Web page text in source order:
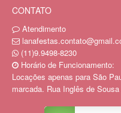
CONTATO
Atendimento
(11)9.9498-8230
Horário de Funcionamento:
Locações apenas para São
marcada. Rua Inglês de